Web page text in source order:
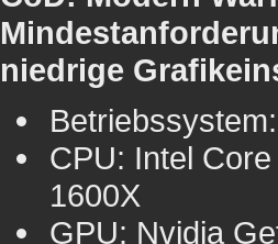
niedrige
CPU: Intel
1600X
GPU: Nvidia